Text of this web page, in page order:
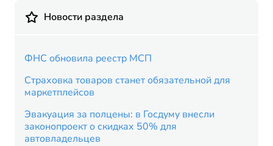
Новости раздела
ФНС обновила реестр МСП
Страховка товаров станет обязательной для
маркетплейсов
Эвакуация за полцены: в Госдуму внесли
законопроект о скидках 50% для
автовладельцев